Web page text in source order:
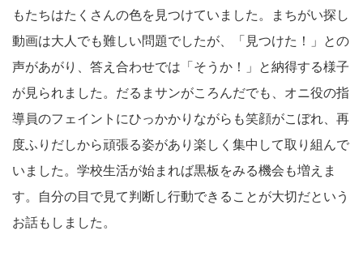
もたちはたくさんの色を見つけていました。まちがい探し
動画は大人でも難しい問題でしたが、「見つけた！」との
声があがり、答え合わせでは「そうか！」と納得する様子
が見られました。だるまサンがころんだでも、オニ役の指
導員のフェイントにひっかかりながらも笑顔がこぼれ、再
度ふりだしから頑張る姿があり楽しく集中して取り組んで
いました。学校生活が始まれば黒板をみる機会も増えま
す。自分の目で見て判断し行動できることが大切だという
お話もしました。